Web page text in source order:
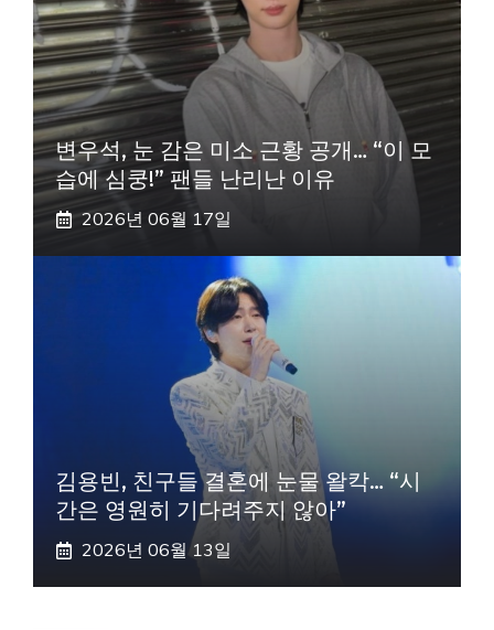
변우석, 눈 감은 미소 근황 공개… “이 모
습에 심쿵!” 팬들 난리난 이유
2026년 06월 17일
김용빈, 친구들 결혼에 눈물 왈칵… “시
간은 영원히 기다려주지 않아”
2026년 06월 13일